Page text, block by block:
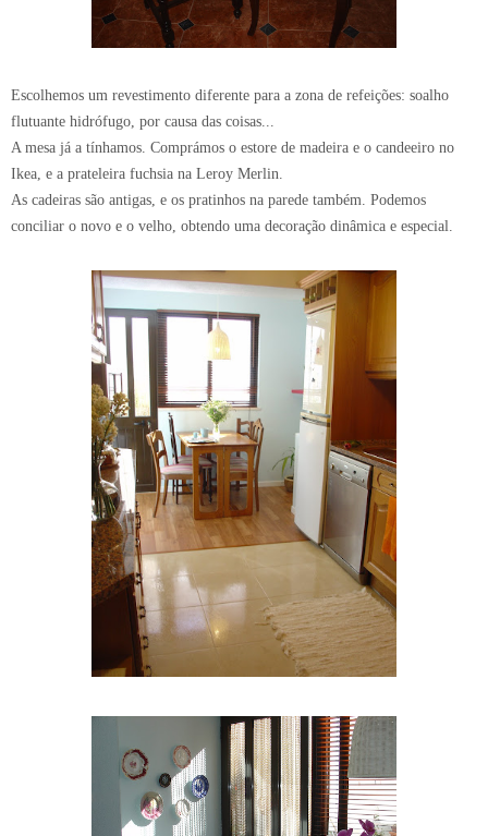
Escolhemos um revestimento diferente para a zona de refeições: soalho
flutuante hidrófugo, por causa das coisas...
A mesa já a tínhamos. Comprámos o estore de madeira e o candeeiro no
Ikea, e a prateleira fuchsia na Leroy Merlin.
As cadeiras são antigas, e os pratinhos na parede também. Podemos
conciliar o novo e o velho, obtendo uma decoração dinâmica e especial.